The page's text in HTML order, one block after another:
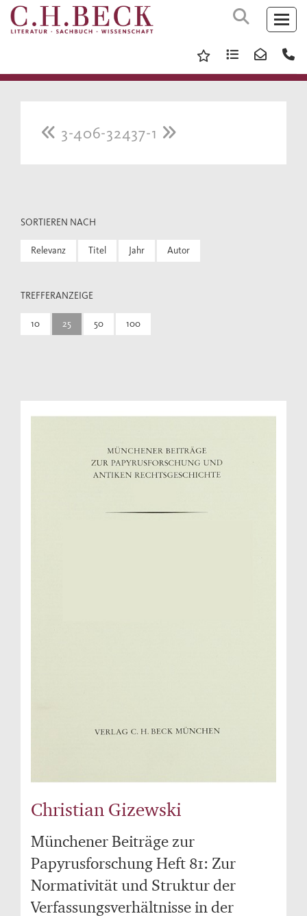
3-406-32437-1
SORTIEREN NACH
Relevanz Titel Jahr Autor
TREFFERANZEIGE
10 25 50 100
Christian Gizewski
Münchener Beiträge zur
Papyrusforschung Heft 81: Zur
Normativität und Struktur der
Verfassungsverhältnisse in der